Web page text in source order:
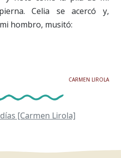
Celia se acercó y,
hombro, musitó:
CARMEN LIROLA
[Carmen Lirola]